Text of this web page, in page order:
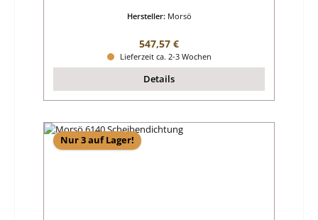
Hersteller: Morsö
Regulärer Preis:
547,57 €
Lieferzeit ca. 2-3 Wochen
Details
Nur 3 auf Lager!